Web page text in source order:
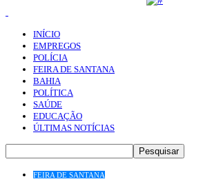
INÍCIO
EMPREGOS
POLÍCIA
FEIRA DE SANTANA
BAHIA
POLÍTICA
SAÚDE
EDUCAÇÃO
ÚLTIMAS NOTÍCIAS
FEIRA DE SANTANA